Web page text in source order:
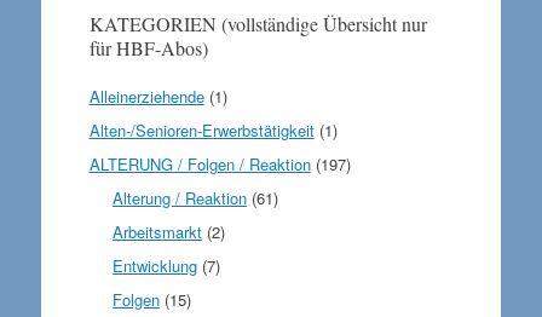
KATEGORIEN (vollständige Übersicht nur
für HBF-Abos)
Alleinerziehende(1)
Alten-/Senioren-Erwerbstätigkeit(1)
ALTERUNG / Folgen / Reaktion(197)
Alterung / Reaktion (61)
Arbeitsmarkt (2)
Entwicklung (7)
Folgen (15)